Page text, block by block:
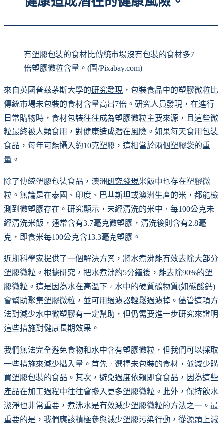
有塑膠包裝的食材比傳統市場沒有包裝的食材多7
倍塑膠微粒含量。(圖/Pixabay.com)
來自英國普茲茅斯大學的研究發現 ，包裝食品中的塑膠微粒比
傳統市場未包裝的食材含量高出7倍。研究人員發現，在進行
日常購物時，食材包裝往往成為塑膠微粒主要來源，且這些微
粒最終被人類食用，對健康造成潛在風險。如果每天食用包裝
食品，每年可能攝入約10克塑膠，這相當於兩個塑膠袋的重
量。
除了傳統塑膠包裝食品，澳洲研究發現米飯中也存在塑膠微
粒。無論是在泰國、印度、巴基斯坦或澳洲生產的米，都能檢
測到微塑膠存在。研究顯示，未經清洗的米中，每100公克未
經清洗米飯，通常含有3.7毫克微塑膠，清洗後則含有2.8毫
克，即食米每100公克含13.3毫克塑膠。
近期科學家提供了一個解決方案，將水煮沸能有效去除大部分
塑膠微粒。根據研究，把水煮沸約5分鐘後，能去除90%的塑
膠微粒。這是因為水在高溫下，水中的硬質礦物質(如碳酸鈣)
會幫助聚集塑膠微粒，並可用過濾器輕鬆過濾掉。儘管這項方
法對減少水中微塑膠有一定幫助，但仍需要進一步研究來證明
這些措施對健康長期效果。
我們無法完全避免食物和水中含有塑膠微粒，但我們可以採取
一些措施來減少攝入量。首先，選擇未包裝的食材，並減少購
買塑膠包裝的食品。其次，避免過度依賴即食食品，因為這些
產品在加工過程中往往會摻入更多塑膠微粒。此外，保持飲水
潔淨也非常重要，煮沸水是有效減少塑膠微粒的方法之一。最
重要的是，我們應該積極參與減少塑膠污染行動，從源頭上減